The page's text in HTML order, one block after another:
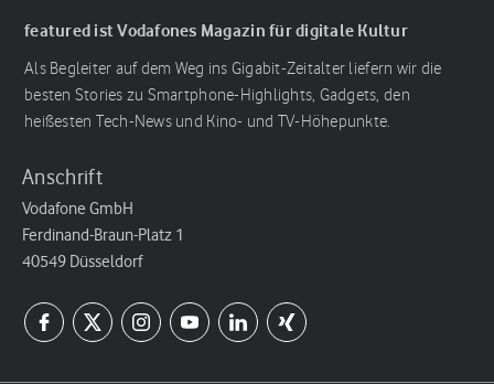
featured ist Vodafones Magazin für digitale Kultur
Als Begleiter auf dem Weg ins Gigabit-Zeitalter liefern wir die
besten Stories zu Smartphone-Highlights, Gadgets, den
heißesten Tech-News und Kino- und TV-Höhepunkte.
Anschrift
Vodafone GmbH
Ferdinand-Braun-Platz 1
40549 Düsseldorf